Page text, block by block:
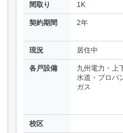
間取り 1K
契約期間 2年
現況 居住中
各戸設備
九州電力・上
水道・プロパ
ガス
校区